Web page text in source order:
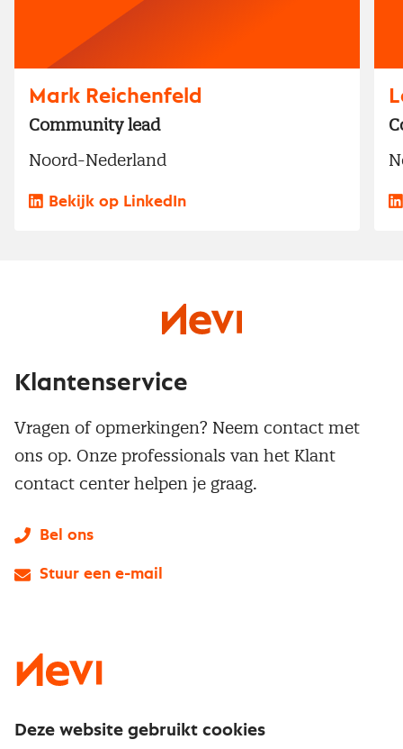
Mark Reichenfeld
Community lead
Noord-Nederland
Bekijk op LinkedIn
Klantenservice
Vragen of opmerkingen? Neem contact met
ons op. Onze professionals van het Klant
contact center helpen je graag.
Bel ons
Stuur een e-mail
Deze website gebruikt cookies